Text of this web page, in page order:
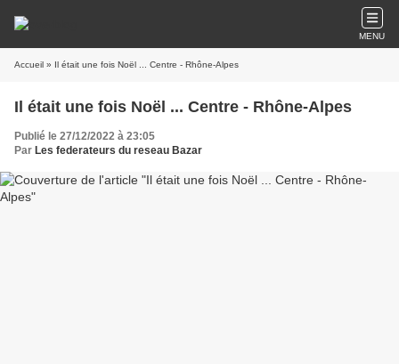
MENU
Accueil » Il était une fois Noël ... Centre - Rhône-Alpes
Il était une fois Noël ... Centre - Rhône-Alpes
Publié le 27/12/2022 à 23:05
Par Les federateurs du reseau Bazar